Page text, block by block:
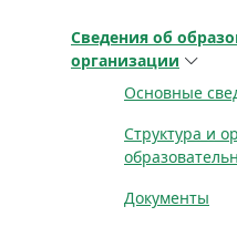
Сведения об
организации
Основные
Структура и
Документы